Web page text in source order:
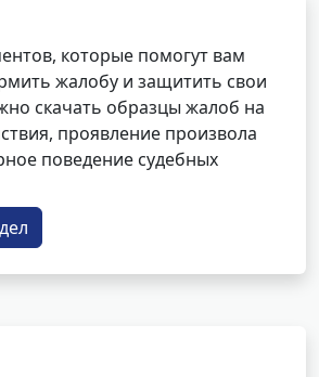
которые помогут вам
жалобу и защитить свои
скачать образцы жалоб на
проявление произвола
поведение судебных